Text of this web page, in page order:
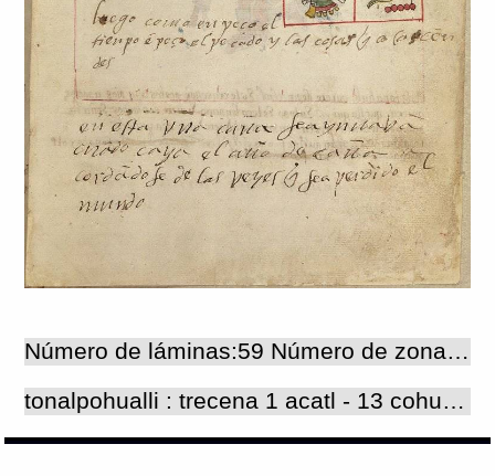
Número de láminas:59 Número de zonas:481 Número de láminas:59 Número de zonas:481
tonalpohualli : trecena 1 acatl - 13 cohuatl (segunda parte) La disposición de las pictografías y los textos alfabéticos de la lámina son iguales que en todos los folios 'recto' del "tonalpohualli", los cuales corresponden a la segunda parte de las trecenas que inician en los folios 'verso' (v. texto de lámina 8r). Los 'señores de la noche' que rigen en cada uno de los días representados aquí y que fueron pintados dentro de ocho cuadros de la tabla que ocupa casi la mitad de esta lámina, son: Cinteotl, Mictlanteuctli, Chalchiuhtlicue, Tlazolteotl, Tepeyollotl, Tlaloc, Xiuhteuctli e Itztli; las fechas que corresponden a cada uno de ellos son: 6 "tecpatl", 7 "quiyahuitl", 8 "xochitl", 9 "cipactli", 10 "ehecatl", 11 "calli", 12 "cuetzpalin" y 13 "cohuatl". La figura que está al lado de la cuadrícula representa la cabeza con el rostro muy simplificado de Tlazolteotl, reconocible por el tocado de algodón crudo, la nariguera lunar y la pintura negra alrededor de la boca, que representa al hule derretido con que la decoraban: esta diosa tenía el poder de purificar a los pecadores que se confesaban ante ella y ante Tezcatlipoca por medio de sus sacerdotes (FC: libro 1, cap. 12 : 23-27). En este sentido, Tlazolteotl también se asociaba con la diosa del agua Chalchiuhtlicue, ya que el agua precisamente era el elemento con el que purificaban a los seres humanos (FC 'op.cit.' : 23, n 71). Las imágenes sugieren que el tema que se resalta en las pictografías de las dos láminas que componen esta trecena, es el de la purificación de los nacidos bajo el signo "ce acatl", mediante la intervención de las diosas Chalchiuhtlicue y Tlazolteotl. Como todas las figuras que representan a los copatronos o acompañantes de los dioses que rigen las trecenas y que fueron pintados en los folios 'recto', la imagen de Tlazolteotl está orientada viendo hacia la izquierda, de tal manera que los personajes principales de ambos folios están colocados uno frente al otro. La tabla fue delineada con tinta roja y las figuras (consideradas aquí como 'zonas') fueron pintadas con todos los colores de la paleta utilizada en este códice: azul, rojo, amarillo, naranja, verde, café y negro. Las abreviaturas escritas sobre los cuadros de la tabla, o al lado de ellos, indican el augurio de cada día de la trecena, el cual resultaba de la combinación de cada uno de estos días con el 'señor de la noche' que lo acompaña: malo, indiferente o bueno (aunque en éste y otros casos, el augurio de cada día no corresponde necesariamente al descrito en la obra de Sahagún). El dibujo de una pequeña mano señala la fecha 7 "quiyahuitl", día afortunado en el que deberían bautizar a los nacidos bajo el mal augurio de 1 "acatl"; junto a esta mano un glosador escribió 'que serían ricos'. Las glosas asociadas a la cabeza de Tlazolteotl y escritas en el párrafo que ocupa la parte inferior de la lámina, indican el nombre de la diosa; un párrafo no terminado se refiere al origen del pecado y otro al ayuno que se acostrumbaba cuando caía el año "acatl". En el borde superior derecho de la lámina se encuentra pintado el número 12 con tinta negra. Paleografía (arriba) i m i m b (derecha) i b m (izquierda) q[ue] seria[n] ricos tlaçoltevtle luego como enpeço el tienpo e[n]peço el pecado y las cosas q[ue] acaeçen des (abajo) en esta vna caña se ayunava[n] cua[n]do caya el año de caña a dorda[n]dose de las vezes q[ue] se a perdido el mundo